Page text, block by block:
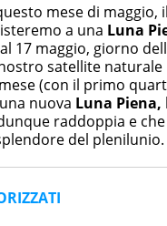
mese di
a una Luna
17 maggio, giorno
satellite
(con il primo
nuova Luna Piena,
raddoppia e
del plenilunio.